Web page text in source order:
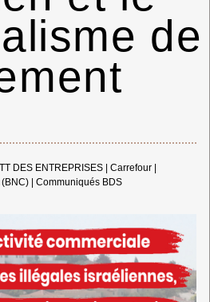
de
DES ENTREPRISES Carrefour
Communiqués BDS